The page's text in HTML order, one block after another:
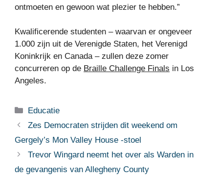
ontmoeten en gewoon wat plezier te hebben.”
Kwalificerende studenten – waarvan er ongeveer
1.000 zijn uit de Verenigde Staten, het Verenigd
Koninkrijk en Canada – zullen deze zomer
concurreren op de Braille Challenge Finals in Los
Angeles.
Categorieën
Educatie
Zes Democraten strijden dit weekend om
Gergely’s Mon Valley House -stoel
Trevor Wingard neemt het over als Warden in
de gevangenis van Allegheny County